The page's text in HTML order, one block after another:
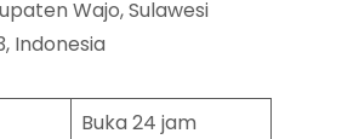
Wajo, Sulawesi
Indonesia
Buka 24 jam